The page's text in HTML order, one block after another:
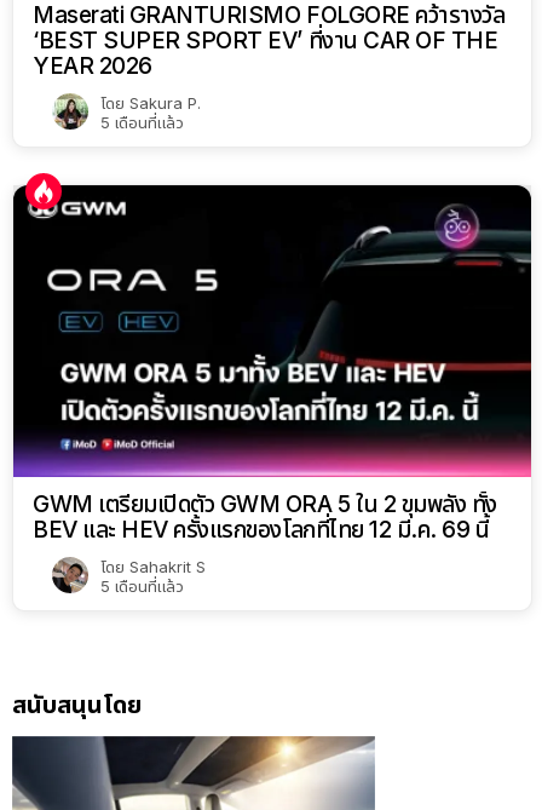
Maserati GRANTURISMO FOLGORE คว้ารางวัล
‘BEST SUPER SPORT EV’ ที่งาน CAR OF THE
YEAR 2026
โดย Sakura P.
5 เดือนที่แล้ว
GWM เตรียมเปิดตัว GWM ORA 5 ใน 2 ขุมพลัง ทั้ง
BEV และ HEV ครั้งแรกของโลกที่ไทย 12 มี.ค. 69 นี้
โดย Sahakrit S
5 เดือนที่แล้ว
สนับสนุนโดย